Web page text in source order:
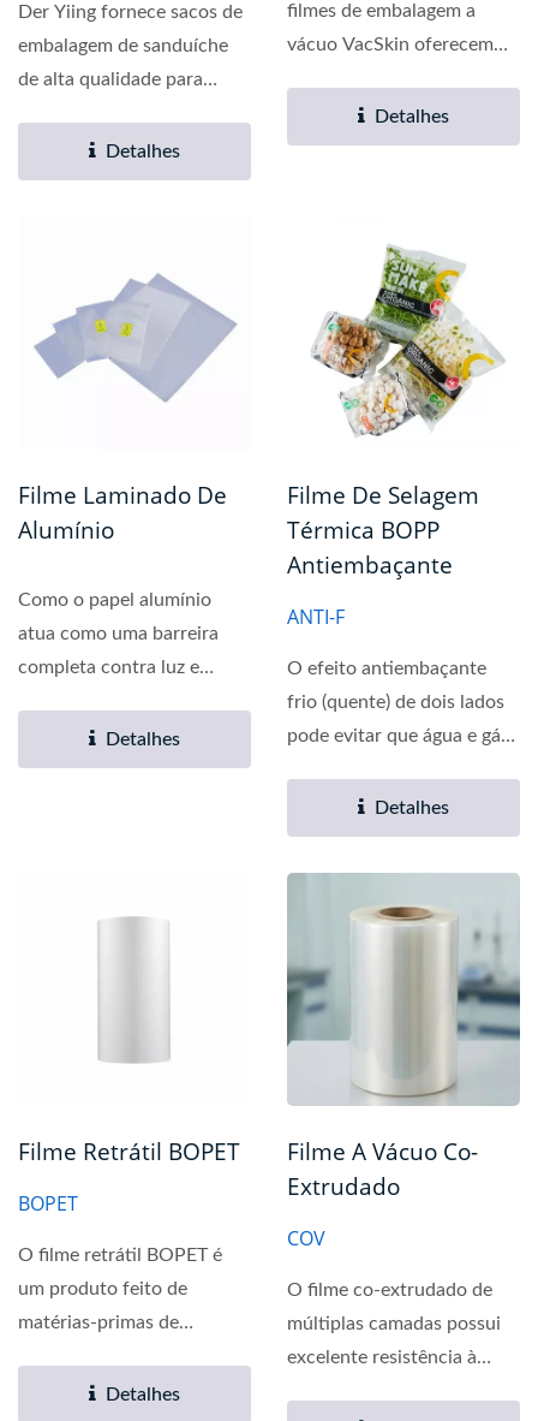
Der Yiing fornece sacos de
embalagem de sanduíche
de alta qualidade para
Detalhes
filmes de embalagem a
vácuo VacSkin oferecem
moldagem...Detalhes
Filme Laminado De
Alumínio
Como o papel alumínio
atua como uma barreira
completa contra luz e
especiarias,...Detalhes
Filme De Selagem
Térmica BOPP
Antiembaçante
ANTI-F
O efeito antiembaçante
frio (quente) de dois lados
pode evitar que água e gás
Detalhes
Filme Retrátil BOPET
BOPET
O filme retrátil BOPET é
um produto feito de
matérias-primas de
modificado...Detalhes
Filme A Vácuo Co-
Extrudado
COV
O filme co-extrudado de
múltiplas camadas possui
excelente resistência à